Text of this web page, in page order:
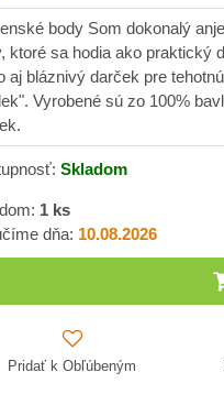
body Som dokonalý
ktoré sa hodia ako praktický
aj bláznivý darček pre
Vyrobené sú zo 100%
Skladom
1 ks
dňa: 10.08.2026
Pridať k Obľúbeným